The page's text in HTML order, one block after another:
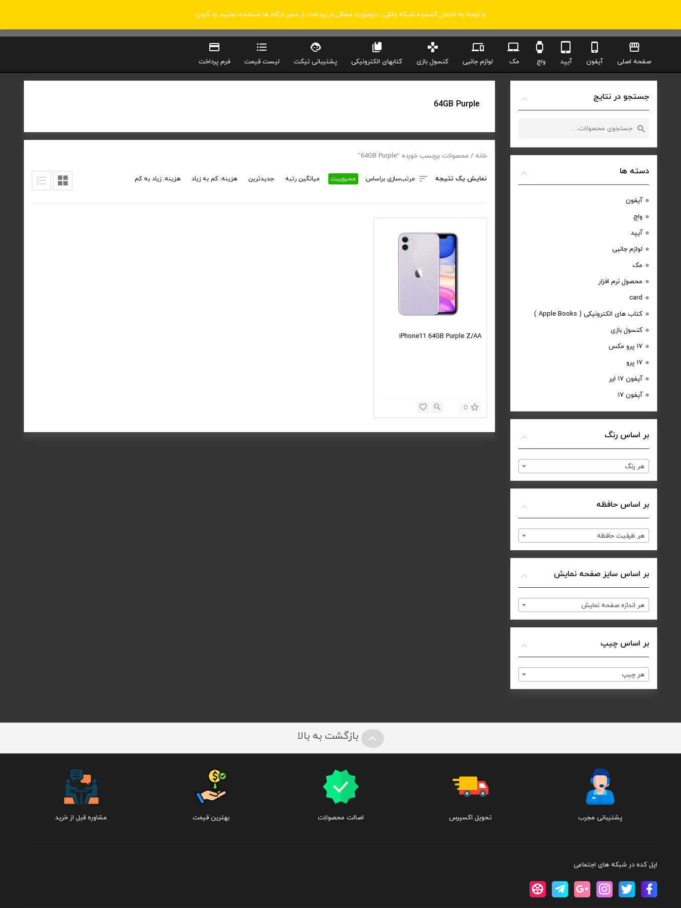
با توجه به اختلال گسترده شبکه بانکی ؛ درصورت مشکل در پرداخت از سایر درگاه ها استفاده نمایید. رد کردن
صفحه اصلی آیفون آیپد واچ مک لوازم جانبی کنسول بازی کتابهای الکترونیکی پشتیبانی تیکت لیست قیمت فرم پرداخت
64GB Purple
خانه / محصولات برچسب خورده “64GB Purple”
نمایش یک نتیجه مرتب‌سازی براساس: محبوبیت میانگین رتبه جدیدترین هزینه: کم به زیاد هزینه: زیاد به کم
iPhone11 64GB Purple Z/AA
0
جستجو در نتایج
جستجو
دسته ها
آیفون
واچ
آیپد
لوازم جانبی
مک
محصول نرم افزار
card
کتاب های الکترونیکی ( Apple Books )
کنسول بازی
۱۷ پرو مکس
۱۷ پرو
آیفون ۱۷ ایر
آیفون ۱۷
بر اساس رنگ
هر رنگ
بر اساس حافظه
هر ظرفیت حافظه
بر اساس سایز صفحه نمایش
هر اندازه صفحه نمایش
بر اساس چیپ
هر چیپ
بازگشت به بالا
پشتیبانی مجرب تحویل اکسپرس اصالت محصولات بهترین قیمت مشاوره قبل از خرید
اپل کده در شبکه های اجتماعی